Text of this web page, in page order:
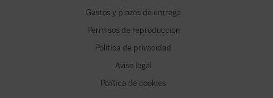
Gastos y plazos de entrega
Permisos de reproducción
Política de privacidad
Aviso legal
Política de cookies